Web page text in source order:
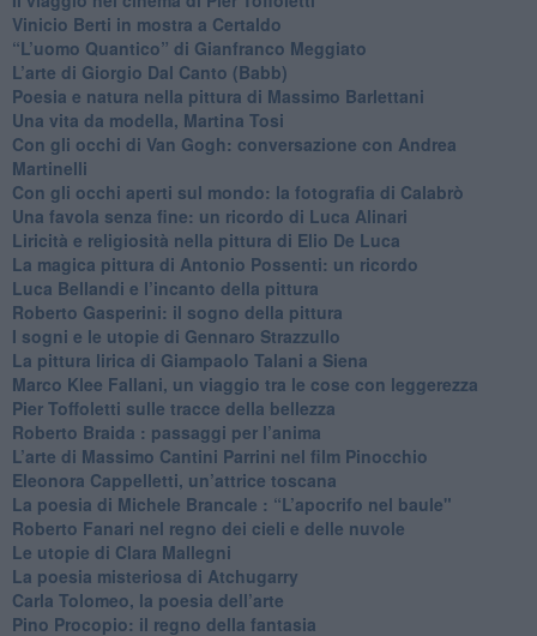
Vinicio Berti in mostra a Certaldo
“L’uomo Quantico” di Gianfranco Meggiato
​L’arte di Giorgio Dal Canto (Babb)
Poesia e natura nella pittura di Massimo Barlettani
Una vita da modella, Martina Tosi
​Con gli occhi di Van Gogh: conversazione con Andrea
Martinelli
​Con gli occhi aperti sul mondo: la fotografia di Calabrò
Una favola senza fine: un ricordo di Luca Alinari
Liricità e religiosità nella pittura di Elio De Luca
La magica pittura di Antonio Possenti: un ricordo
Luca Bellandi e l’incanto della pittura
​Roberto Gasperini: il sogno della pittura
I sogni e le utopie di Gennaro Strazzullo
La pittura lirica di Giampaolo Talani a Siena
​Marco Klee Fallani, un viaggio tra le cose con leggerezza
​Pier Toffoletti sulle tracce della bellezza
​Roberto Braida : passaggi per l’anima
​L’arte di Massimo Cantini Parrini nel film Pinocchio
Eleonora Cappelletti, un’attrice toscana
​La poesia di Michele Brancale : “L’apocrifo nel baule"
Roberto Fanari nel regno dei cieli e delle nuvole
Le utopie di Clara Mallegni
​La poesia misteriosa di Atchugarry
Carla Tolomeo, la poesia dell’arte
Pino Procopio: il regno della fantasia